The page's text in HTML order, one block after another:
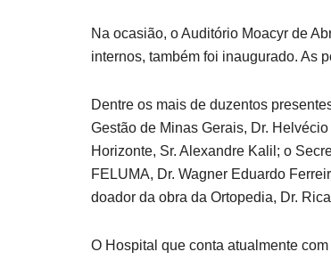
Na ocasião, o Auditório Moacyr de
internos, também foi inaugurado. As
Dentre os mais de duzentos
Gestão de Minas Gerais, Dr.
Horizonte, Sr. Alexandre Kalil; o
FELUMA, Dr. Wagner Eduardo
doador da obra da Ortopedia, Dr.
O Hospital que conta atualmente